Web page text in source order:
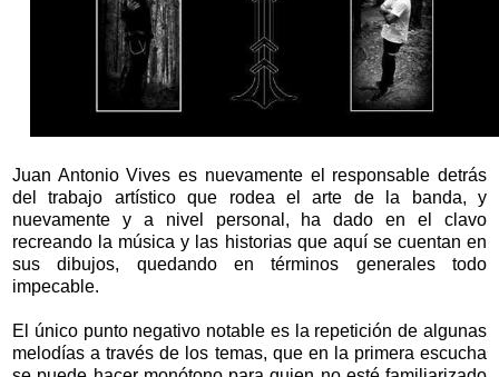
Juan Antonio Vives es nuevamente el responsable detrás
del trabajo artístico que rodea el arte de la banda, y
nuevamente y a nivel personal, ha dado en el clavo
recreando la música y las historias que aquí se cuentan en
sus dibujos, quedando en términos generales todo
impecable.
El único punto negativo notable es la repetición de algunas
melodías a través de los temas, que en la primera escucha